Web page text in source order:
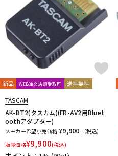
配信/ライブ機器
中古
新品 WEB注文店頭受取可 送料無料
TASCAM
AK-BT2(タスカム)(FR-AV2用Bluet
oothアダプター)
メーカー希望小売価格 ¥9,900
（税込）
販売価格¥9,900(税込)